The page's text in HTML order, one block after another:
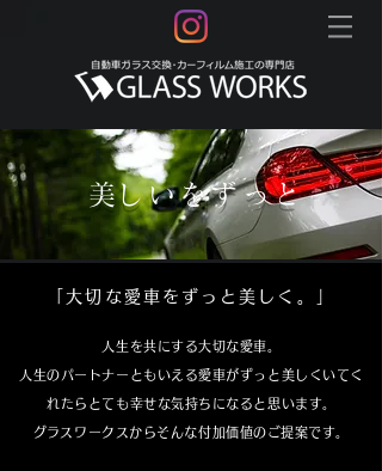
​美しいをずっと
「大切な愛車をずっと美しく。」
人生を共にする大切な愛車。
人生のパートナーともいえる愛車がずっと美しくいてく
れたらとても幸せな気持ちになると思います。
​グラスワークスからそんな付加価値のご提案です。